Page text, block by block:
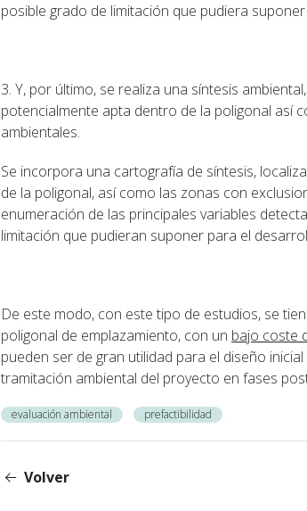
posible grado de limitación que pudiera
3. Y, por último, se realiza una síntesis
potencialmente apta dentro de la poligonal así
ambientales.
Se incorpora una cartografía de síntesis,
de la poligonal, así como las zonas con
enumeración de las principales variables
limitación que pudieran suponer para el
De este modo, con este tipo de estudios, se
poligonal de emplazamiento, con un bajo coste
pueden ser de gran utilidad para el diseño
tramitación ambiental del proyecto en fases
evaluación ambiental prefactibilidad
Volver